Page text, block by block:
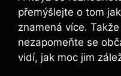
přemýšlejte o tom⁣
znamená‌ více.
nezapomeňte se
vidí, jak moc⁣ jim